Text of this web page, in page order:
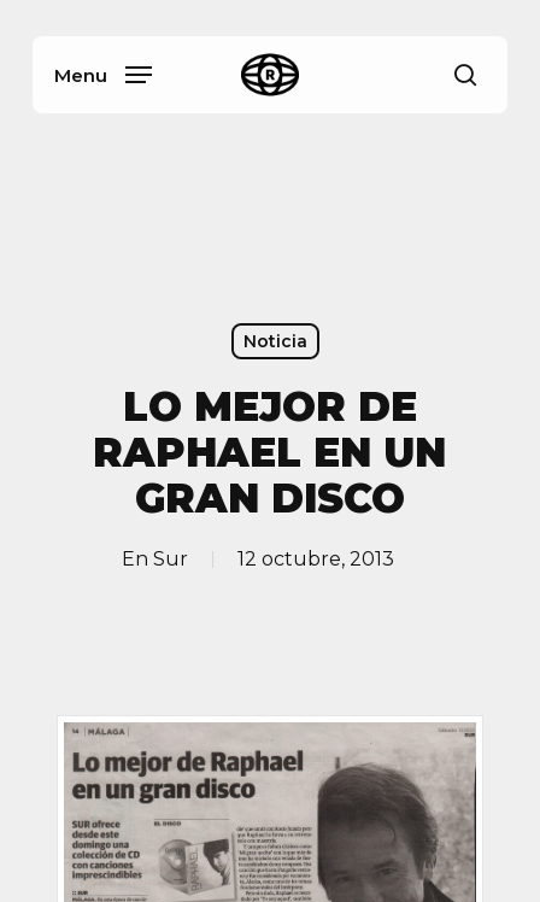
Menu
Noticia
LO MEJOR DE
RAPHAEL EN UN
GRAN DISCO
En Sur 12 octubre, 2013